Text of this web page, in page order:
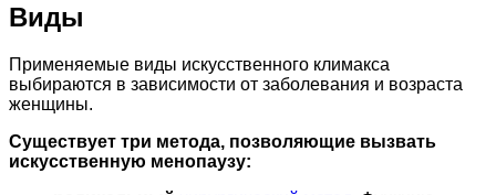
Виды
Применяемые виды искусственного климакса
выбираются в зависимости от заболевания и возраста
женщины.
Существует три метода, позволяющие вызвать
искусственную менопаузу: